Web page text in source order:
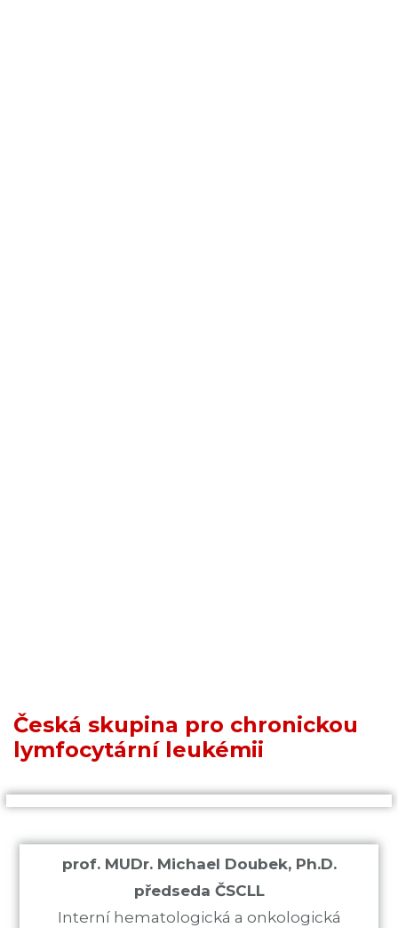
Česká skupina pro chronickou
lymfocytární leukémii
prof. MUDr. Michael Doubek, Ph.D.
předseda ČSCLL
Interní hematologická a onkologická